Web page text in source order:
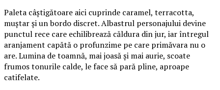
Paleta câștigătoare aici cuprinde caramel, terracotta,
muștar și un bordo discret. Albastrul personajului devine
punctul rece care echilibrează căldura din jur, iar întregul
aranjament capătă o profunzime pe care primăvara nu o
are. Lumina de toamnă, mai joasă și mai aurie, scoate
frumos tonurile calde, le face să pară pline, aproape
catifelate.